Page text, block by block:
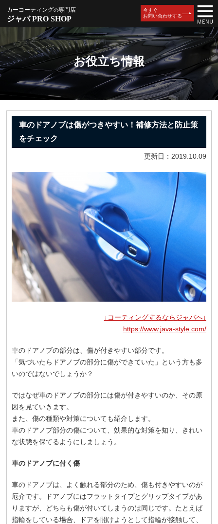
カーコーティングの専門店
ジャバ PRO SHOP
今すぐ
お問い合わせする
お役立ち情報
車のドアノブは傷がつきやすい！補修方法と防止策
をチェック
更新日：2019.10.09
↓コーティングするならジャバへ↓
https://www.java-style.com/
車のドアノブの部分は、傷が付きやすい部分です。
「気づいたらドアノブの部分に傷ができていた」という方も多
いのではないでしょうか？
ではなぜ車のドアノブの部分には傷が付きやすいのか、その原
因を見ていきます。
また、傷の種類や対策についても紹介します。
車のドアノブ部分の傷について、効果的な対策を知り、きれい
な状態を保てるようにしましょう。
車のドアノブに付く傷
車のドアノブは、よく触れる部分のため、傷も付きやすいのが
厄介です。ドアノブにはフラットタイプとグリップタイプがあ
りますが、どちらも傷が付いてしまうのは同じです。たとえば
指輪をしている場合、ドアを開けようとして指輪が接触して、